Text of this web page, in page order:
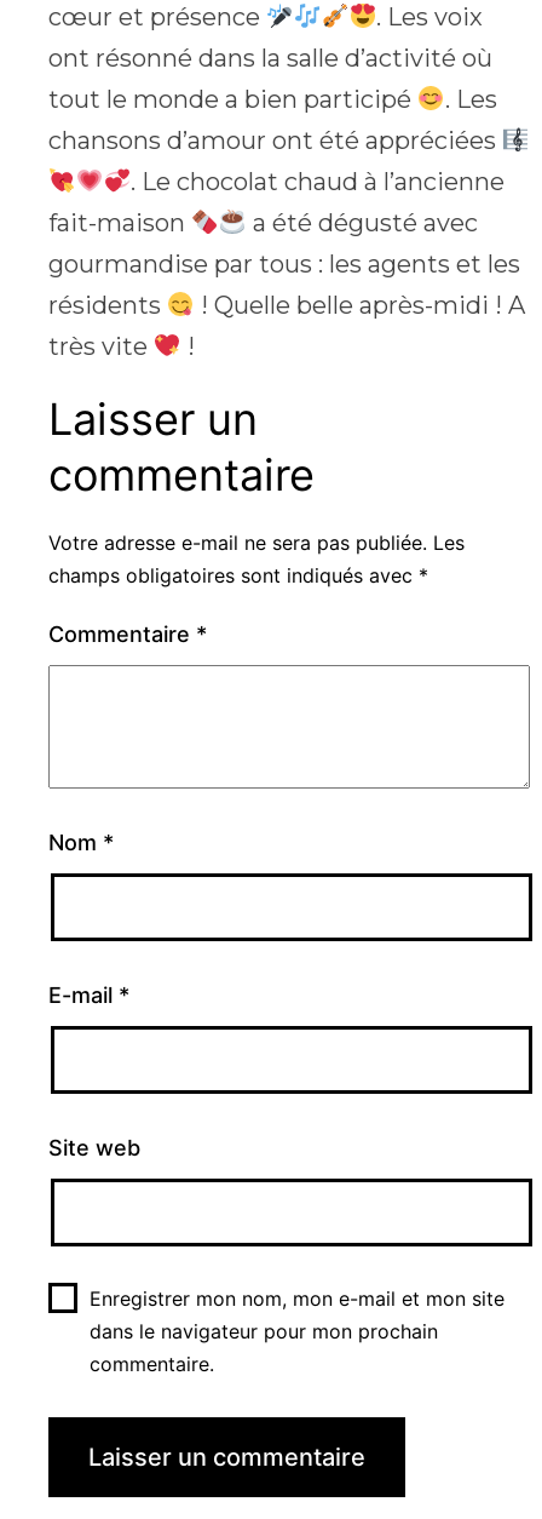
cœur et présence
. Les voix
ont résonné dans la salle d’activité où
tout le monde a bien participé
. Les
chansons d’amour ont été appréciées
. Le chocolat chaud à l’ancienne
fait-maison
a été dégusté avec
gourmandise par tous : les agents et les
résidents
! Quelle belle après-midi ! A
très vite
!
Laisser un
commentaire
Votre adresse e-mail ne sera pas publiée. Les
champs obligatoires sont indiqués avec *
Commentaire *
Nom *
E-mail *
Site web
Enregistrer mon nom, mon e-mail et mon site
dans le navigateur pour mon prochain
commentaire.